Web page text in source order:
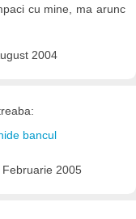
cu mine, ma arunc
2004
bancul
2005